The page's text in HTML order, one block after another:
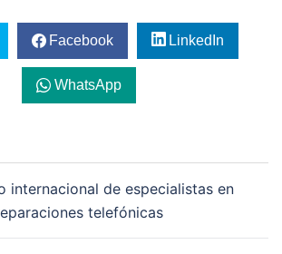
Facebook LinkedIn
WhatsApp
internacional de especialistas en
telefónicas